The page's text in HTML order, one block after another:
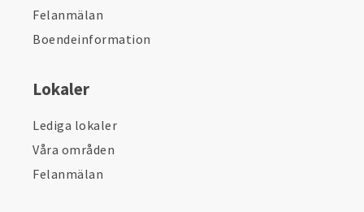
Felanmälan
Boendeinformation
Lokaler
Lediga lokaler
Våra områden
Felanmälan